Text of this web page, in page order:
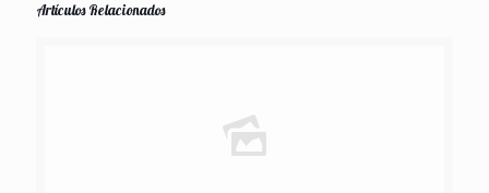
Artículos Relacionados